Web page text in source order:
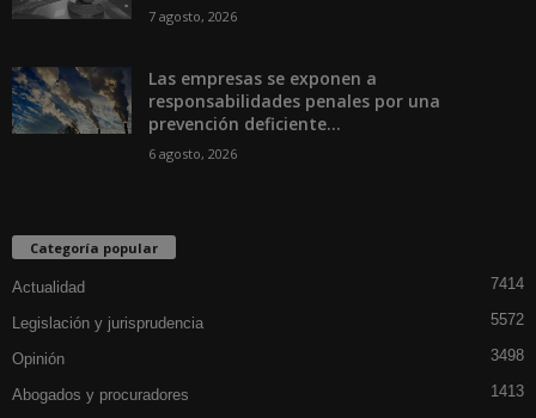
7 agosto, 2026
Las empresas se exponen a
responsabilidades penales por una
prevención deficiente...
6 agosto, 2026
Categoría popular
Actualidad 7414
Legislación y jurisprudencia 5572
Opinión 3498
Abogados y procuradores 1413